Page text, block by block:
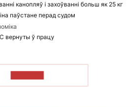
канопляў і захоўванні больш як 25 кг
паўстане перад судом
вернуты ў працу